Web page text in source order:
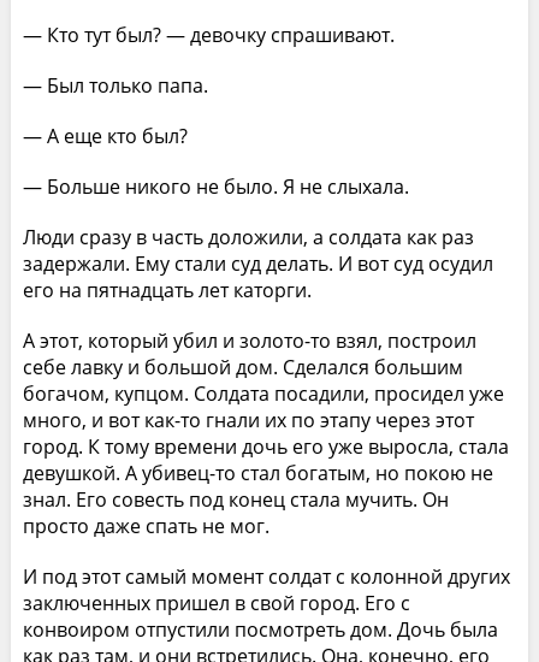
— Кто тут был? — девочку спрашивают.
— Был только папа.
— А еще кто был?
— Больше никого не было. Я не слыхала.
Люди сразу в часть доложили, а солдата как раз
задержали. Ему стали суд делать. И вот суд осудил
его на пятнадцать лет каторги.
А этот, который убил и золото-то взял, построил
себе лавку и большой дом. Сделался большим
богачом, купцом. Солдата посадили, просидел уже
много, и вот как-то гнали их по этапу через этот
город. К тому времени дочь его уже выросла, стала
девушкой. А убивец-то стал богатым, но покою не
знал. Его совесть под конец стала мучить. Он
просто даже спать не мог.
И под этот самый момент солдат с колонной других
заключенных пришел в свой город. Его с
конвоиром отпустили посмотреть дом. Дочь была
как раз там, и они встретились. Она, конечно, его